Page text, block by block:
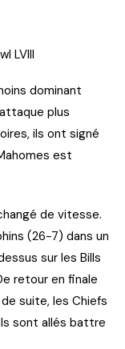
LVIII
dominant
plus
ils ont signé
est
de vitesse.
(26-7) dans un
sur les Bills
retour en finale
suite, les Chiefs
sont allés battre